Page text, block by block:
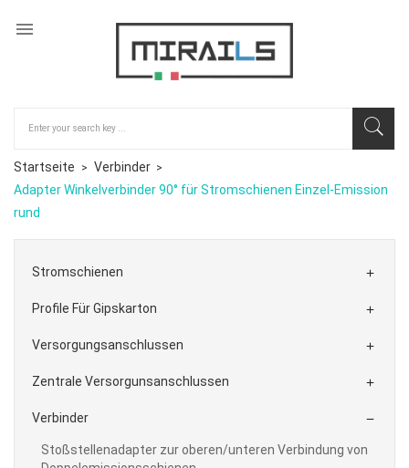

Startseite
Verbinder
Adapter Winkelverbinder 90° für Stromschienen Einzel-Emission
rund
Stromschienen 
Profile Für Gipskarton 
Versorgungsanschlussen 
Zentrale Versorgunsanschlussen 
Verbinder 
Stoßstellenadapter zur oberen/unteren Verbindung von